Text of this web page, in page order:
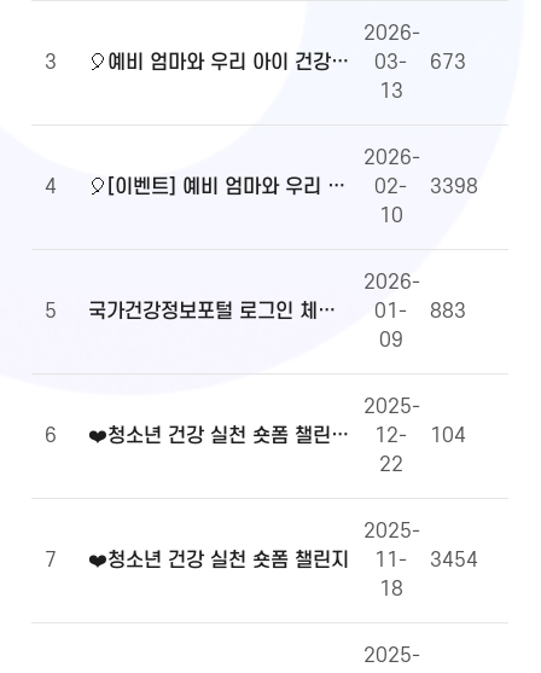
3 🎈예비 엄마와 우리 아이 건강정보, 무엇이든 물어보세요!🎈당첨자 발표
2026-
03-
13
673
4 🎈[이벤트] 예비 엄마와 우리 아이 건강정보, 무엇이든 물어보세요!🎈
2026-
02-
10
3398
5 국가건강정보포털 로그인 체계 전환 및 OpenAPI 이용 안내
2026-
01-
09
883
6 ❤️청소년 건강 실천 숏폼 챌린지 당첨자 발표
2025-
12-
22
104
7 ❤️청소년 건강 실천 숏폼 챌린지
2025-
11-
18
3454
2025-